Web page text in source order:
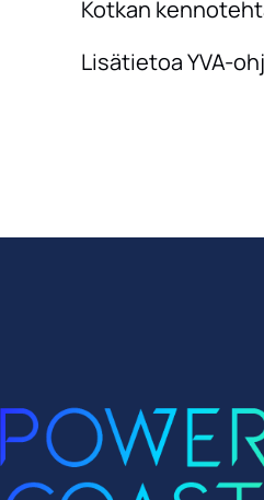
Kotkan
Lisätietoa YVA-